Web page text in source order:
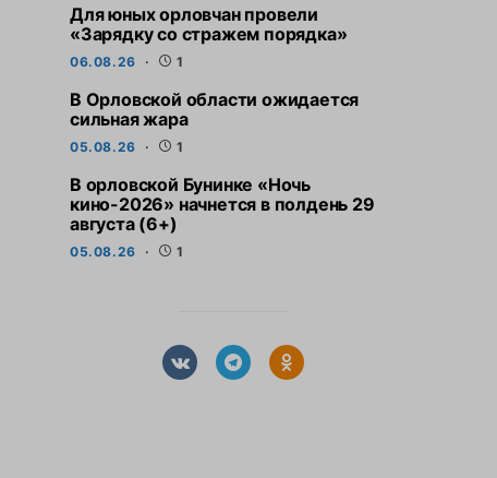
Для юных орловчан провели
«Зарядку со стражем порядка»
06.08.26 1
В Орловской области ожидается
сильная жара
05.08.26 1
В орловской Бунинке «Ночь
кино-2026» начнется в полдень 29
августа (6+)
05.08.26 1